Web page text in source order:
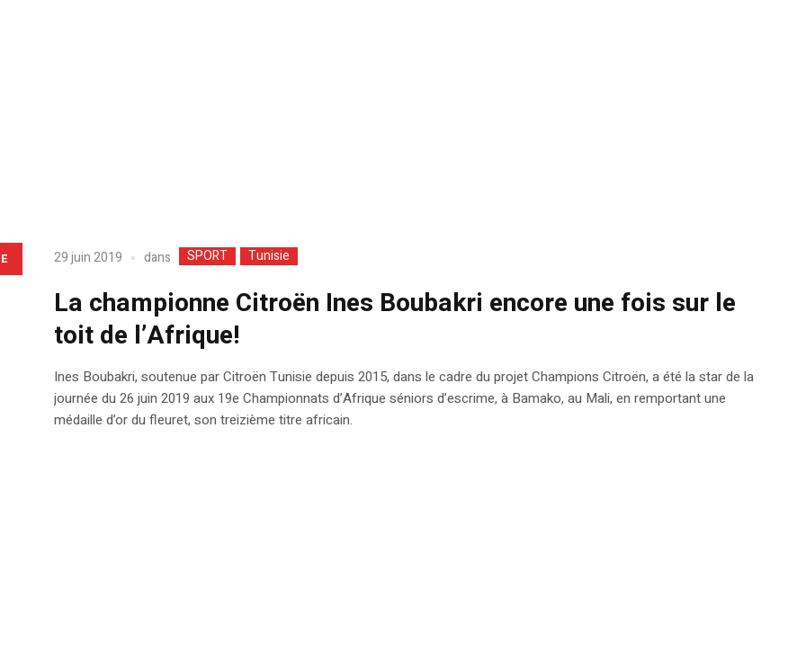
29 juin 2019 dans SPORT Tunisie
La championne Citroën Ines Boubakri encore une fois sur le
toit de l’Afrique!
Ines Boubakri, soutenue par Citroën Tunisie depuis 2015, dans le cadre du projet Champions Citroën, a été la star de la
journée du 26 juin 2019 aux 19e Championnats d’Afrique séniors d’escrime, à Bamako, au Mali, en remportant une
médaille d’or du fleuret, son treizième titre africain.